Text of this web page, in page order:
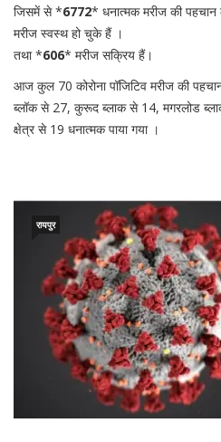
जिसमें से *6772* धनात्मक मरीज की
मरीज स्वस्थ हो चुके हैं ।
तथा *606* मरीज सक्रिय हैं।
आज कुल 70 कोरोना पॉजिटिव मरीज की
ब्लॉक से 27, कुरूद ब्लाक से 14, मगरलोड
क्षेत्र से 19 धनात्मक पाया गया ।
रायपुर